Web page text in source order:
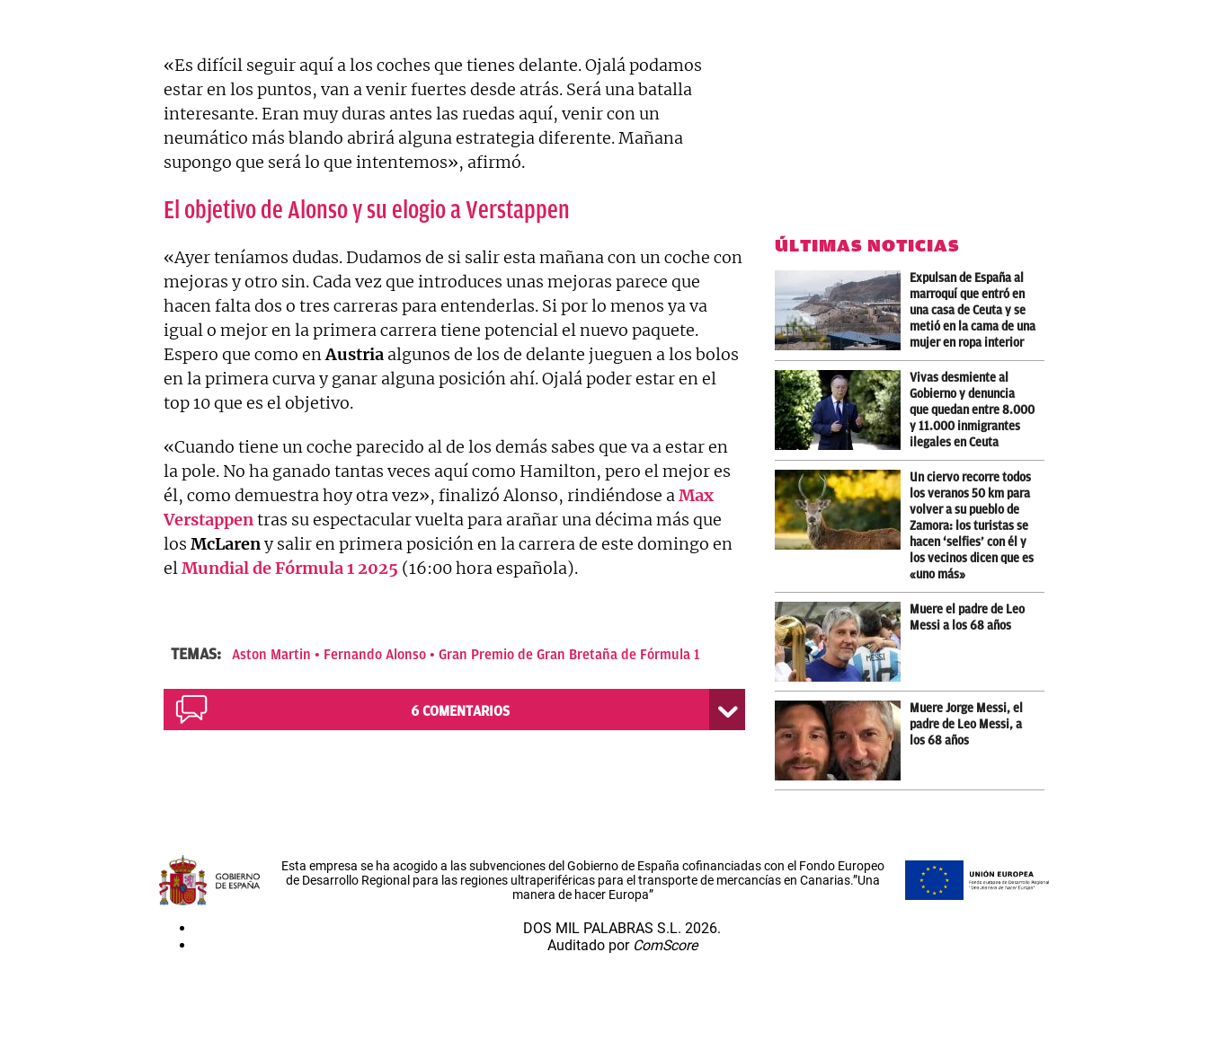
«Es difícil seguir aquí a los coches que tienes delante. Ojalá podamos
estar en los puntos, van a venir fuertes desde atrás. Será una batalla
interesante. Eran muy duras antes las ruedas aquí, venir con un
neumático más blando abrirá alguna estrategia diferente. Mañana
supongo que será lo que intentemos», afirmó.
El objetivo de Alonso y su elogio a Verstappen
«Ayer teníamos dudas. Dudamos de si salir esta mañana con un coche con
mejoras y otro sin. Cada vez que introduces unas mejoras parece que
hacen falta dos o tres carreras para entenderlas. Si por lo menos ya va
igual o mejor en la primera carrera tiene potencial el nuevo paquete.
Espero que como enAustria algunos de los de delante jueguen a los bolos
en la primera curva y ganar alguna posición ahí. Ojalá poder estar en el
top 10 que es el objetivo.
«Cuando tiene un coche parecido al de los demás sabes que va a estar en
la pole. No ha ganado tantas veces aquí como Hamilton, pero el mejor es
él, como demuestra hoy otra vez», finalizó Alonso, rindiéndose aMax
Verstappentras su espectacular vuelta para arañar una décima más que
los McLareny salir en primera posición en la carrera de este domingo en
elMundial de Fórmula 1 2025 (16:00 hora española).
TEMAS: Aston Martin Fernando Alonso Gran Premio de Gran Bretaña de Fórmula 1
6 COMENTARIOS
ÚLTIMAS NOTICIAS
Expulsan de España al
marroquí que entró en
una casa de Ceuta y se
metió en la cama de una
mujer en ropa interior
Vivas desmiente al
Gobierno y denuncia
que quedan entre 8.000
y 11.000 inmigrantes
ilegales en Ceuta
Un ciervo recorre todos
los veranos 50 km para
volver a su pueblo de
Zamora: los turistas se
hacen ‘selfies’ con él y
los vecinos dicen que es
«uno más»
Muere el padre de Leo
Messi a los 68 años
Muere Jorge Messi, el
padre de Leo Messi, a
los 68 años
Esta empresa se ha acogido a las subvenciones del Gobierno de España cofinanciadas con el Fondo Europeo
de Desarrollo Regional para las regiones ultraperiféricas para el transporte de mercancías en Canarias.”Una
manera de hacer Europa”
DOS MIL PALABRAS S.L. 2026.
Auditado por ComScore